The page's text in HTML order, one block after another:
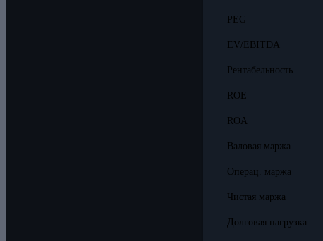
PEG
EV/EBITDA
Рентабельность
ROE
ROA
Валовая маржа
Операц. маржа
Чистая маржа
Долговая нагрузка